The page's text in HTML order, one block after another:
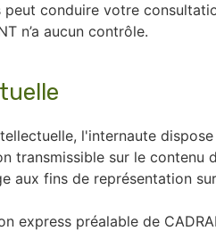
conduire votre
n’a aucun contrôle.
l'internaute
transmissible sur le contenu
aux fins de représentation
express préalable de